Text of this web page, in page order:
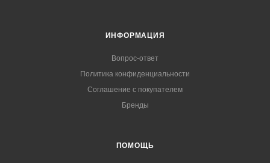
ИНФОРМАЦИЯ
Вопрос-ответ
Политика конфиденциальности
Соглашение с покупателем
Бренды
ПОМОЩЬ